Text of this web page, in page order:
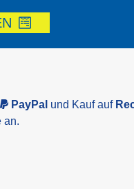
PayPal und Kauf auf
an.